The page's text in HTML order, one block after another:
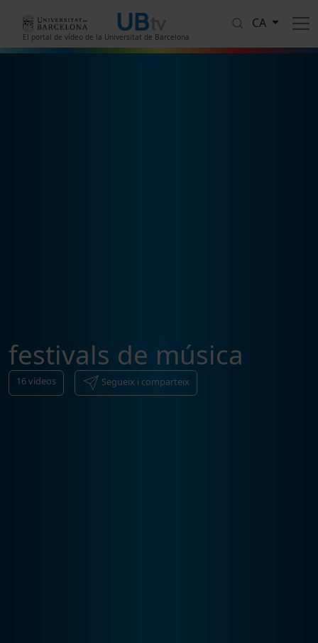
El portal de vídeo de la Universitat de Barcelona
CA
festivals de música
16vídeos Segueix i comparteix